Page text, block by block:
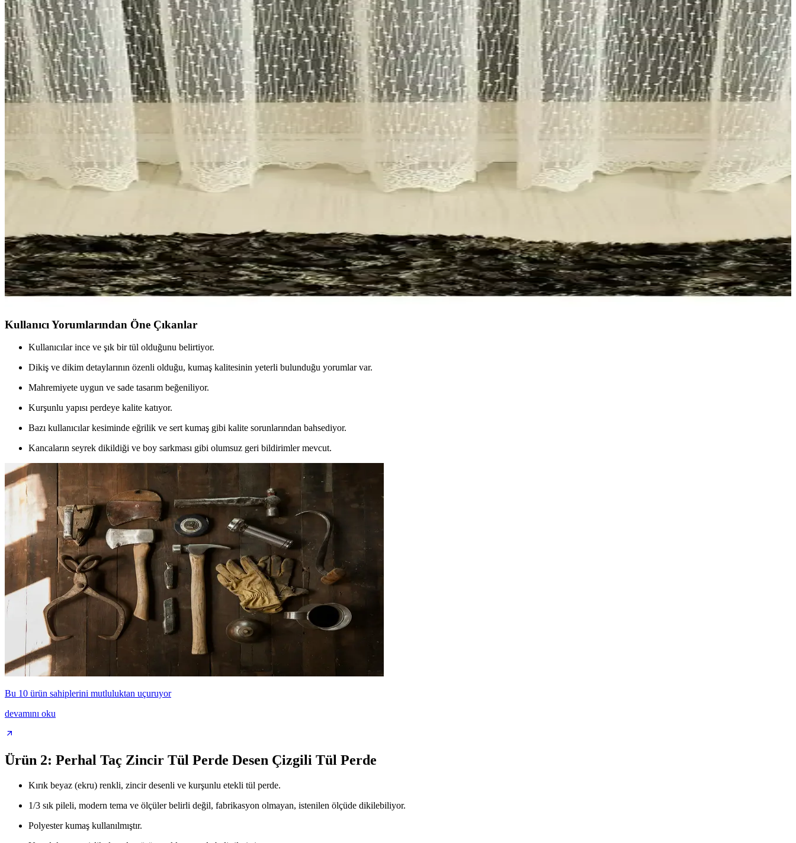
İki farklı perde modeli detaylı karşılaştırmasıyla, tasarım, kalite ve kullanım kolaylığı açısından en uygun seçeneği belirleyin.
Perhal Marka Tül Perdeler Karşılaştırması: Modern ve Zarif Tasarımlar
Perhal markasının iki farklı tül perde modeli detaylı şekilde karşılaştırıldı. Modern tasarımlar, dayanıklılık ve kullanıcı yorumlarıyla perde seçiminde rehberlik sağlar.
Perde Deposu ve Perle Bej Keten Görünümlü Tül Perdeler Karşılaştırması
Bu makalede, ekonomik ve şık iki tül perde modelini detaylı karşılaştırıyoruz. Kullanıcıların ihtiyaçlarına uygun perdeyi seçmelerine yardımcı olmak için özellikler, bakım ve kullanıcı yorumlarını inceliyoruz.
Taç Zincir Tül Perde: Modern ve Şık Tasarımıyla Dekorasyonunuza Zarif Dokunuş
Yüksek kaliteli polyesterden üretilen, kolay monte edilen ve estetik plise detaylı taç zincir tül perde, odanıza modern ve şık bir atmosfer katıyor. Uzun ömürlü kullanım sağlar.
BBB Tül Perde Ekru Düz Desen Ekstraforlu 210x260 cm Modern ve Şık Tasarım
Ekru renk, düz desen ve ekstraforlu yapısıyla, geniş ölçüleriyle modern ve klasik tarzlara uyum sağlayan bu tül perde, kolay montaj ve bakım özellikleriyle öne çıkıyor.
İki popüler Cotton Studio tül modeli olan Brillant Grek Pilesiz ve Taç Ekru Karyağdı desenli tüllerin özellikleri, kullanıcı yorumları ve avantajları detaylı şekilde karşılaştırılıyor.
Tül Perde Seçiminde Karşılaştırma: Cortibo Eko 8020 ve Tül Shop Modelleri
İki popüler tül perde modelini detaylı karşılaştırıyoruz. Kalite, estetik ve kullanım kolaylığı açısından her iki ürünün özelliklerini ve kullanıcı yorumlarını inceleyerek en uygun seçimi yapmanıza yardımcı
oluyoruz.
Kullanıcı Yorumlarından Öne Çıkanlar
Kullanıcılar ince ve şık bir tül olduğunu belirtiyor.
Dikiş ve dikim detaylarının özenli olduğu, kumaş kalitesinin yeterli bulunduğu yorumlar var.
Mahremiyete uygun ve sade tasarım beğeniliyor.
Kurşunlu yapısı perdeye kalite katıyor.
Bazı kullanıcılar kesiminde eğrilik ve sert kumaş gibi kalite sorunlarından bahsediyor.
Kancaların seyrek dikildiği ve boy sarkması gibi olumsuz geri bildirimler mevcut.
Bu 10 ürün sahiplerini mutluluktan uçuruyor
devamını oku
Ürün 2: Perhal Taç Zincir Tül Perde Desen Çizgili Tül Perde
Kırık beyaz (ekru) renkli, zincir desenli ve kurşunlu etekli tül perde.
1/3 sık pileli, modern tema ve ölçüler belirli değil, fabrikasyon olmayan, istenilen ölçüde dikilebiliyor.
Polyester kumaş kullanılmıştır.